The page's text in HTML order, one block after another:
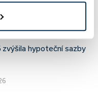
2026 potvrzuje, že
pokračuje v jejich
zvýšila hypoteční sazby